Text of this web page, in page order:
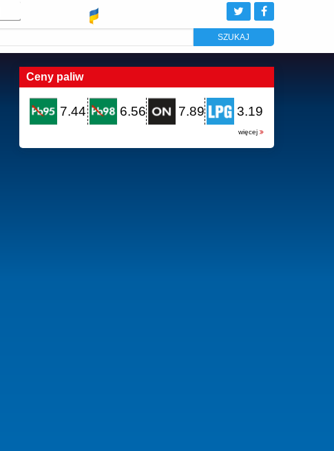
Ceny paliw
7.44 6.56 7.89 3.19
więcej